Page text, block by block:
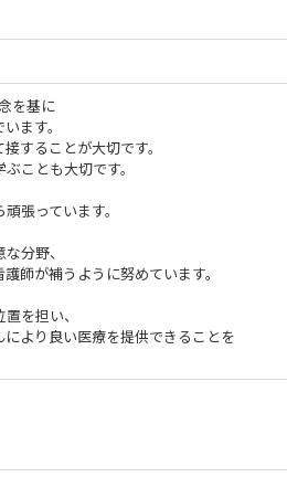
を基に
ます。
することが大切です。
ことも大切です。
張っています。
分野、
師が補うように努めています。
を担い、
より良い医療を提供できることを